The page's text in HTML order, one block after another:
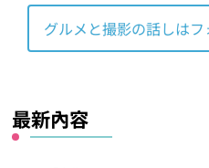
グルメと撮影の話しは
最新內容